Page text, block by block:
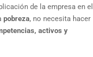
de la empresa en el
pobreza, no necesita hacer
activos y